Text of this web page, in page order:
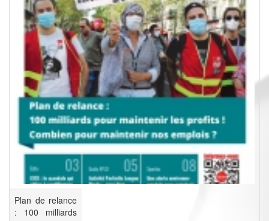
Plan de relance
: 100 milliards